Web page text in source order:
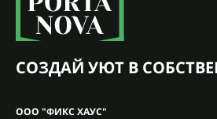
СОЗДАЙ УЮТ В
ООО "ФИКС ХАУС"